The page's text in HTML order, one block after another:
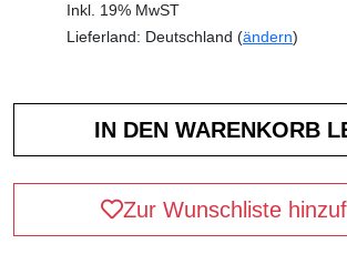
Inkl. 19% MwST
Lieferland: Deutschland (ändern)
Zur Wunschliste